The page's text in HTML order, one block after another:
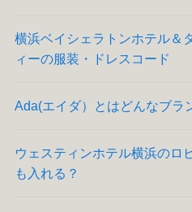
横浜ベイシェラトンホテル＆
ィーの服装・ドレスコード
Ada(エイダ）とはどんなブラ
ウェスティンホテル横浜のロ
も入れる？